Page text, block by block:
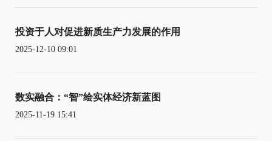
投资于人对促进新质生产力发展的作用
2025-12-10 09:01
数实融合：“智”绘实体经济新蓝图
2025-11-19 15:41